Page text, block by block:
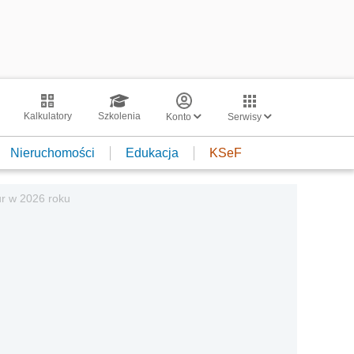
Kalkulatory Szkolenia Konto Serwisy
Nieruchomości Edukacja KSeF
w 2026 roku